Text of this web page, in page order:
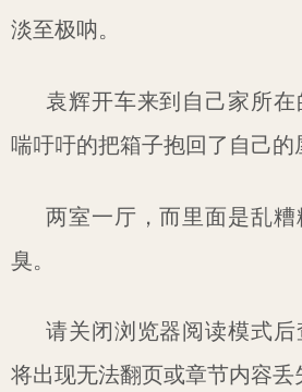
淡至极呐。
袁辉开车来到自己家所
喘吁吁的把箱子抱回了自己的
两室一厅，而里面是乱
臭。
请关闭浏览器阅读模式后
将出现无法翻页或章节内容丢